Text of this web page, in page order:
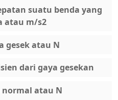
suatu benda yang
atau m/s2
gesek atau N
dari gaya gesekan
atau N